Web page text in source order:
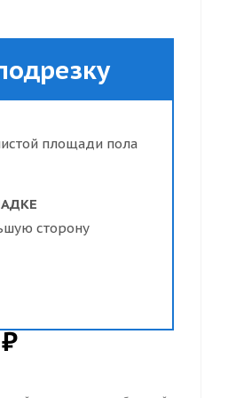
площади пола
сторону